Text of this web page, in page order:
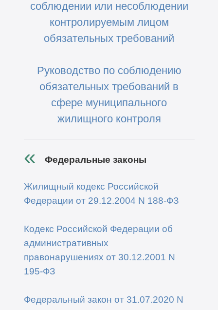
соблюдении или несоблюдении
контролируемым лицом
обязательных требований
Руководство по соблюдению
обязательных требований в
сфере муниципального
жилищного контроля
Федеральные законы
Жилищный кодекс Российской
Федерации от 29.12.2004 N 188-ФЗ
Кодекс Российской Федерации об
административных
правонарушениях от 30.12.2001 N
195-ФЗ
Федеральный закон от 31.07.2020 N